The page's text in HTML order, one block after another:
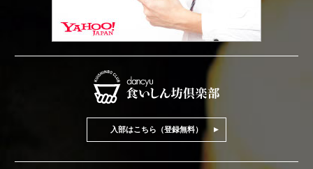
入部はこちら（登録無料）